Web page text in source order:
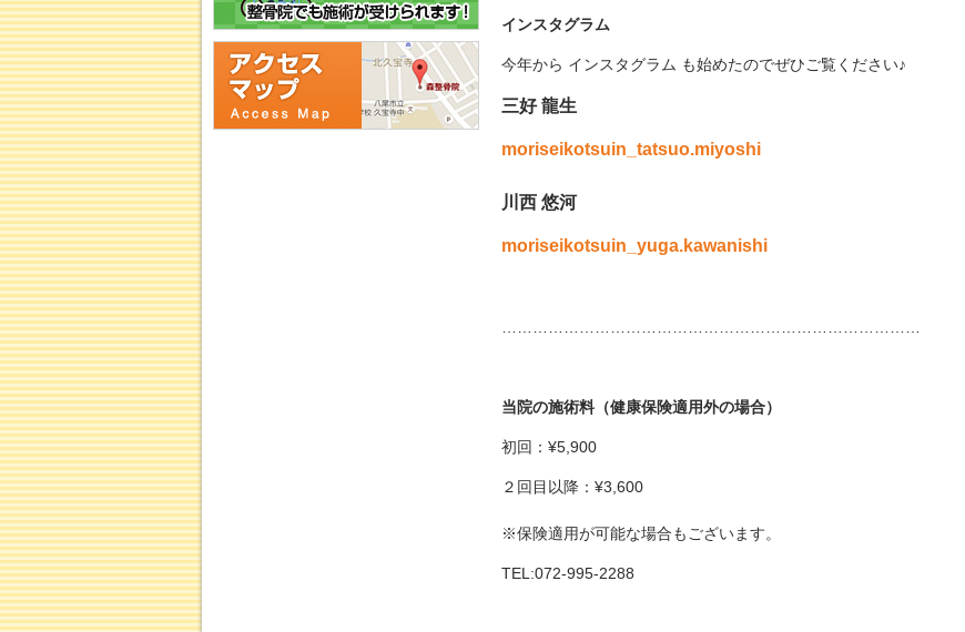
インスタグラム
今年から インスタグラム も始めたのでぜひご覧ください♪
三好 龍生
moriseikotsuin_tatsuo.miyoshi
川西 悠河
moriseikotsuin_yuga.kawanishi
当院の施術料（健康保険適用外の場合）
初回：¥5,900
２回目以降：¥3,600
※保険適用が可能な場合もございます。
TEL:072-995-2288